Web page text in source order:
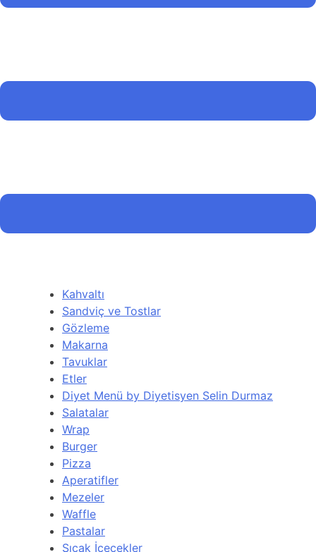
Kahvaltı
Sandviç ve Tostlar
Gözleme
Makarna
Tavuklar
Etler
Diyet Menü by Diyetisyen Selin Durmaz
Salatalar
Wrap
Burger
Pizza
Aperatifler
Mezeler
Waffle
Pastalar
Sıcak İçecekler